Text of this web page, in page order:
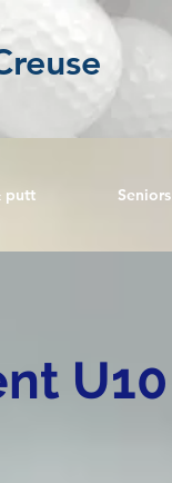
putt Seniors
U10